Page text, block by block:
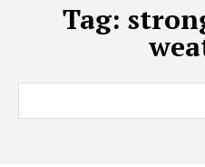
Tag: